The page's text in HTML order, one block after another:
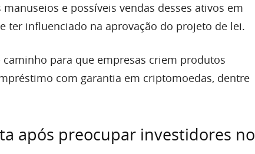
e possíveis vendas desses ativos em
ter influenciado na aprovação do projeto de lei.
para que empresas criem produtos
com garantia em criptomoedas, dentre
após preocupar investidores no